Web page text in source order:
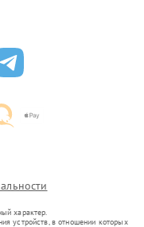
характер.
устройств, в отношении которых